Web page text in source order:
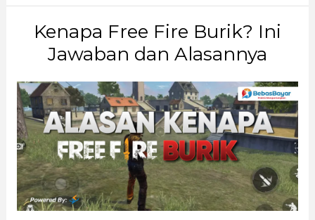
Kenapa Free Fire Burik? Ini
Jawaban dan Alasannya